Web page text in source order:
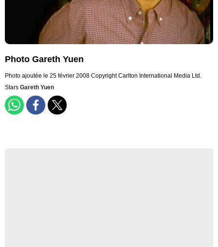
Photo Gareth Yuen
Photo ajoutée le 25 février 2008 Copyright Carlton International Media Ltd.
Stars Gareth Yuen